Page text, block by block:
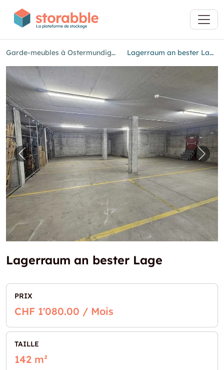
Garde-meubles à Ostermundigen Lagerraum an bester Lage
Image précédente pour "Lagerraum an
Lagerraum an bester Lage
PRIX
CHF 1'080.00 / Mois
TAILLE
142 m²